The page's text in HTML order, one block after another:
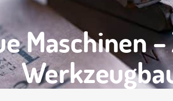
S
MASCHINENLISTE SPRITZGUSS
Maschinen